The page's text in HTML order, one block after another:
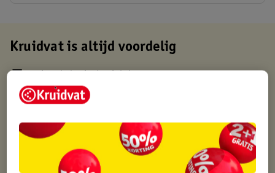
Kruidvat is altijd voordelig
Op werkdagen voor 22:00 uur besteld, volgende dag in huis
Gratis thuisbezorgd vanaf 50.00
Gratis punten met je Kruidvat kaart